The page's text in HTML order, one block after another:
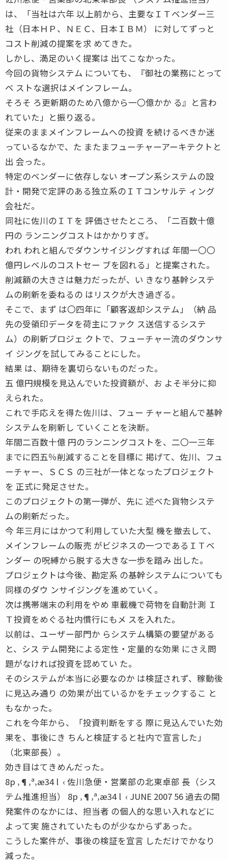
は、「当社は六年 以上前から、主要なＩＴベンダー三
社（日本ＨＰ、ＮＥＣ、日本ＩＢＭ） に対してずっと
コスト削減の提案を求 めてきた。
しかし、満足のいく提案は 出てこなかった。
今回の貨物システム についても、『御社の業務にとって
ベ ストな選択はメインフレーム。
そろそ ろ更新期のため八億から一〇億かか る』と言わ
れていた」と振り返る。
従来のままメインフレームへの投資 を続けるべきか迷
っているなかで、た またまフューチャーアーキテクトと
出 会った。
特定のベンダーに依存しない オープン系システムの設
計・開発で定評のある独立系のＩＴコンサルテ ィング
会社だ。
同社に佐川のＩＴを 評価させたところ、「二百数十億
円の ランニングコストはかかりすぎ。
われ われと組んでダウンサイジングすれば 年間一〇〇
億円レベルのコストセー ブを図れる」と提案された。
削減額の大きさは魅力だったが、い きなり基幹システ
ムの刷新を委ねるの はリスクが大き過ぎる。
そこで、まず は〇四年に「顧客返却システム」（納 品
先の受領印データを荷主にファク ス送信するシステ
ム）の刷新プロジェ クトで、フューチャー流のダウンサ
イ ジングを試してみることにした。
結果 は、期待を裏切らないものだった。
五 億円規模を見込んでいた投資額が、お よそ半分に抑
えられた。
これで手応えを得た佐川は、フュー チャーと組んで基幹
システムを刷新し ていくことを決断。
年間二百数十億 円のランニングコストを、二〇一三年
までに四五％削減することを目標に 掲げて、佐川、フュ
ーチャー、ＳＣＳ の三社が一体となったプロジェクト
を 正式に発足させた。
このプロジェクトの第一弾が、先に 述べた貨物システ
ムの刷新だった。
今 年三月にはかつて利用していた大型 機を撤去して、
メインフレームの販売 がビジネスの一つであるＩＴベ
ンダー の呪縛から脱する大きな一歩を踏み 出した。
プロジェクトは今後、勘定系 の基幹システムについても
同様のダウ ンサイジングを進めていく。
次は携帯端末の利用をやめ 車載機で荷物を自動計測 Ｉ
Ｔ投資をめぐる社内慣行にもメ スを入れた。
以前は、ユーザー部門か らシステム構築の要望がある
と、シス テム開発による定性・定量的な効果 にさえ問
題がなければ投資を認めてい た。
そのシステムが本当に必要なのか は検証されず、稼動後
に見込み通り の効果が出ているかをチェックするこ と
もなかった。
これを今年から、「投資判断をする 際に見込んでいた効
果を、事後にき ちんと検証すると社内で宣言した」
（北東部長）。
効き目はてきめんだった。
8p ‚¶‚ª‚æ34 l  ‹ 佐川急便・営業部の北東卓部 長（シス
テム推進担当） 8p ‚¶‚ª‚æ34 l  ‹ JUNE 2007 56 過去の開
発案件のなかには、担当者 の個人的な思い入れなどに
よって実 施されていたものが少なからずあった。
こうした案件が、事後の検証を宣言 しただけでかなり
減った。